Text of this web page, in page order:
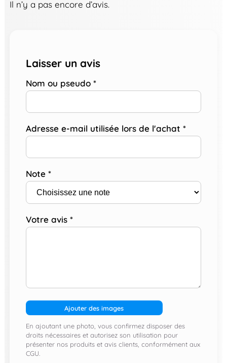
Il n’y a pas encore d’avis.
Laisser un avis
Nom ou pseudo *
Adresse e-mail utilisée lors de l'achat *
Note *
Votre avis *
Ajouter des images
En ajoutant une photo, vous confirmez disposer des
droits nécessaires et autorisez son utilisation pour
présenter nos produits et avis clients, conformément aux
CGU.